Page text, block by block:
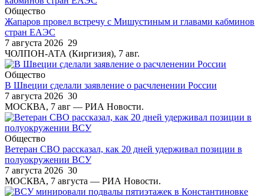
Общество
Жапаров провел встречу с Мишустиным и главами кабминов
стран ЕАЭС
7 августа 2026 29
ЧОЛПОН-АТА (Киргизия), 7 авг.
Общество
В Швеции сделали заявление о расчленении России
7 августа 2026 30
МОСКВА, 7 авг — РИА Новости.
Общество
Ветеран СВО рассказал, как 20 дней удерживал позиции в
полуокружении ВСУ
7 августа 2026 30
МОСКВА, 7 августа — РИА Новости.